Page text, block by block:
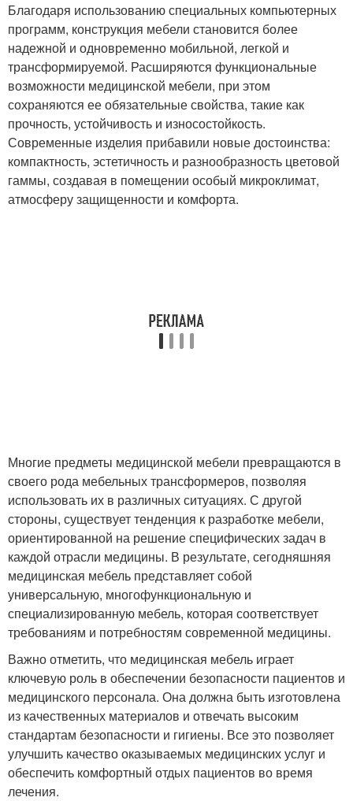
Благодаря использованию специальных компьютерных
программ, конструкция мебели становится более
надежной и одновременно мобильной, легкой и
трансформируемой. Расширяются функциональные
возможности медицинской мебели, при этом
сохраняются ее обязательные свойства, такие как
прочность, устойчивость и износостойкость.
Современные изделия прибавили новые достоинства:
компактность, эстетичность и разнообразность цветовой
гаммы, создавая в помещении особый микроклимат,
атмосферу защищенности и комфорта.
Многие предметы медицинской мебели превращаются в
своего рода мебельных трансформеров, позволяя
использовать их в различных ситуациях. С другой
стороны, существует тенденция к разработке мебели,
ориентированной на решение специфических задач в
каждой отрасли медицины. В результате, сегодняшняя
медицинская мебель представляет собой
универсальную, многофункциональную и
специализированную мебель, которая соответствует
требованиям и потребностям современной медицины.
Важно отметить, что медицинская мебель играет
ключевую роль в обеспечении безопасности пациентов и
медицинского персонала. Она должна быть изготовлена
из качественных материалов и отвечать высоким
стандартам безопасности и гигиены. Все это позволяет
улучшить качество оказываемых медицинских услуг и
обеспечить комфортный отдых пациентов во время
лечения.